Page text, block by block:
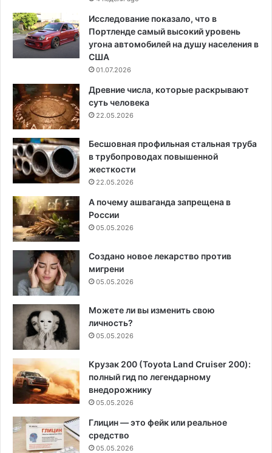
Исследование показало, что в
Портленде самый высокий уровень
угона автомобилей на душу населения в
США
01.07.2026
Древние числа, которые раскрывают
суть человека
22.05.2026
Бесшовная профильная стальная труба
в трубопроводах повышенной
жесткости
22.05.2026
А почему ашваганда запрещена в
России
05.05.2026
Создано новое лекарство против
мигрени
05.05.2026
Можете ли вы изменить свою
личность?
05.05.2026
Крузак 200 (Toyota Land Cruiser 200):
полный гид по легендарному
внедорожнику
05.05.2026
Глицин — это фейк или реальное
средство
05.05.2026